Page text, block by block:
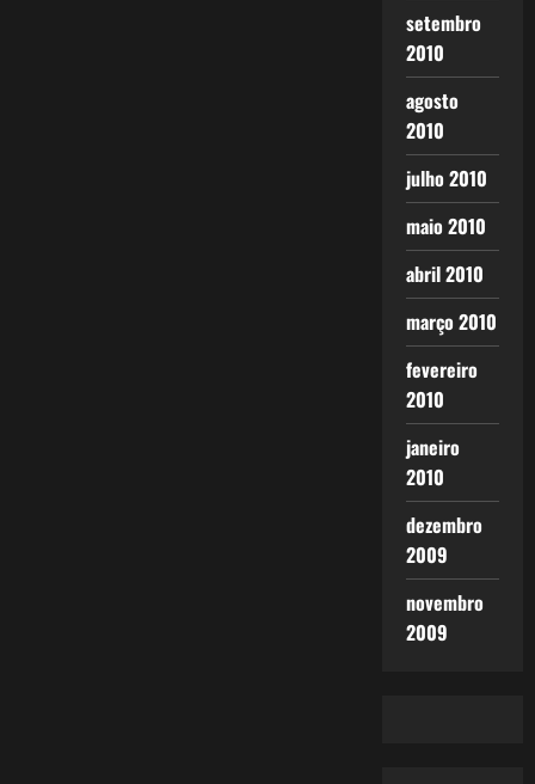
setembro
2010
agosto
2010
julho 2010
maio 2010
abril 2010
março 2010
fevereiro
2010
janeiro
2010
dezembro
2009
novembro
2009